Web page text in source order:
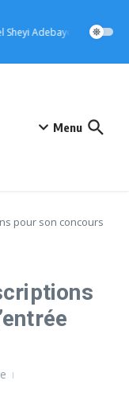
Adebayor offre 10
Menu
pour son concours